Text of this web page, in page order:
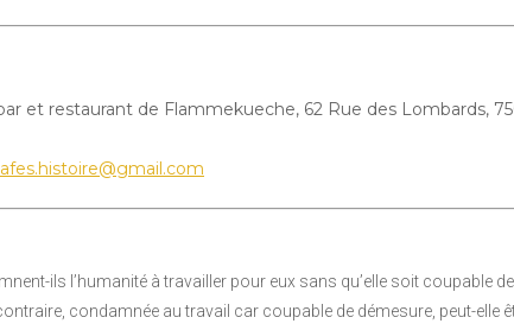
et restaurant de Flammekueche, 62 Rue des Lombards,
ils l’humanité à travailler pour eux sans qu’elle soit coupable
condamnée au travail car coupable de démesure, peut-elle